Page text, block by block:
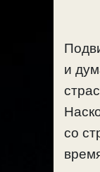
и
со